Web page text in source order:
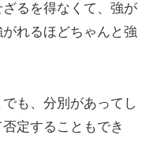
るを得なくて、強が
れるほどちゃんと強
も、分別があってし
定することもでき